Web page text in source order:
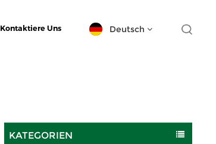
Kontaktiere Uns Deutsch
KATEGORIEN